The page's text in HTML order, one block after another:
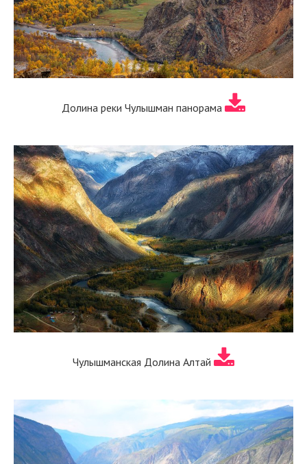
Долина реки Чулышман панорама
Чулышманская Долина Алтай